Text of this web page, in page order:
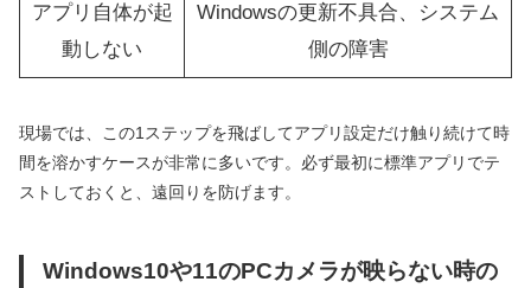
アプリ自体が起
動しない
Windowsの更新不具合、システム
側の障害
現場では、この1ステップを飛ばしてアプリ設定だけ触り続けて時
間を溶かすケースが非常に多いです。必ず最初に標準アプリでテ
ストしておくと、遠回りを防げます。
Windows10や11のPCカメラが映らない時の